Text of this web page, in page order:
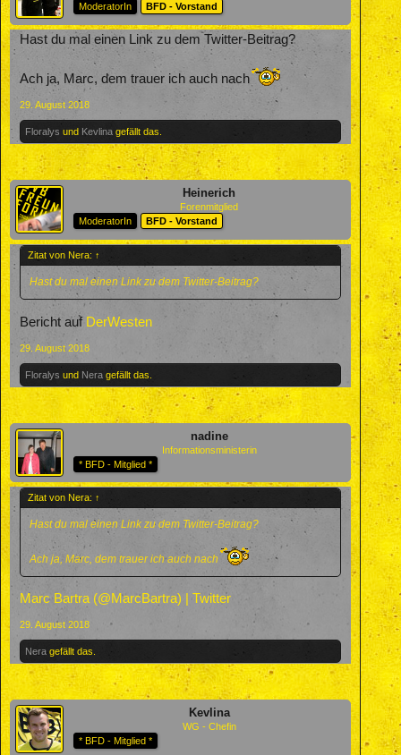
ModeratorIn
BFD - Vorstand
Hast du mal einen Link zu dem Twitter-Beitrag?
Ach ja, Marc, dem trauer ich auch nach
29. August 2018
Floralys und Kevlina gefällt das.
Heinerich
Forenmitglied
ModeratorIn
BFD - Vorstand
Zitat von Nera: ↑
Hast du mal einen Link zu dem Twitter-Beitrag?
Bericht auf DerWesten
29. August 2018
Floralys und Nera gefällt das.
nadine
Informationsministerin
* BFD - Mitglied *
Zitat von Nera: ↑
Hast du mal einen Link zu dem Twitter-Beitrag?
Ach ja, Marc, dem trauer ich auch nach
Marc Bartra (@MarcBartra) | Twitter
29. August 2018
Nera gefällt das.
Kevlina
WG - Chefin
* BFD - Mitglied *